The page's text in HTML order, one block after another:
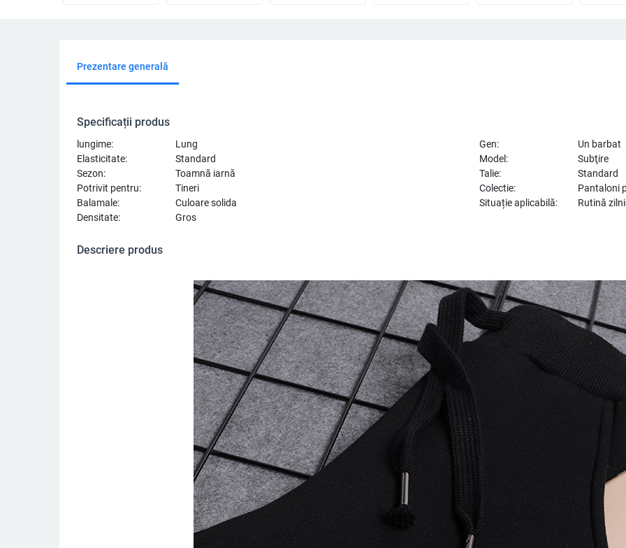
Prezentare generală
Specificații produs
lungime: Lung Gen:
Un barbat
Elasticitate:
Standard Model:
Subţire
Sezon:
Toamnă iarnă Talie:
Standard
Potrivit pentru:
Tineri Colectie:
Pantaloni
Balamale:
Culoare solida Situație aplicabilă:
Rutină
Densitate:
Gros
Descriere produs